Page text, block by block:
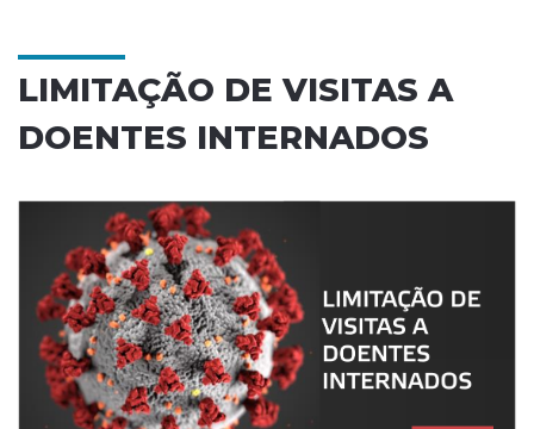
LIMITAÇÃO DE VISITAS A
DOENTES INTERNADOS